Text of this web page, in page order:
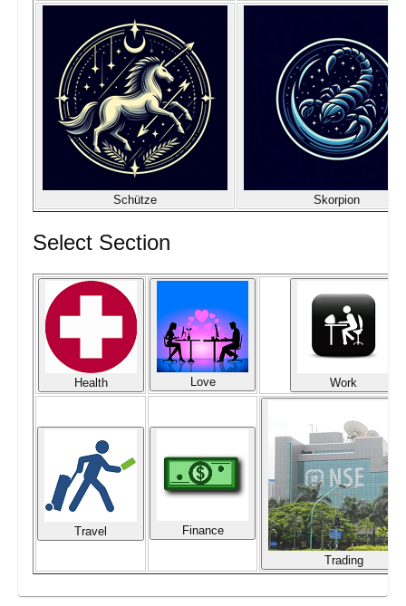
Schütze Skorpion
Select Section
Health Love Work
Travel Finance
Trading